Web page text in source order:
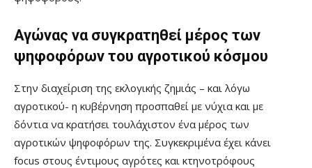
Αγώνας να συγκρατηθεί μέρος των
ψηφοφόρων του αγροτικού κόσμου
Στην διαχείριση της εκλογικής ζημιάς – και λόγω
αγροτικού- η κυβέρνηση προσπαθεί με νύχια και με
δόντια να κρατήσει τουλάχιστον ένα μέρος των
αγροτικών ψηφοφόρων της. Συγκεκριμένα έχει κάνει
focus στους έντιμους αγρότες και κτηνοτρόφους